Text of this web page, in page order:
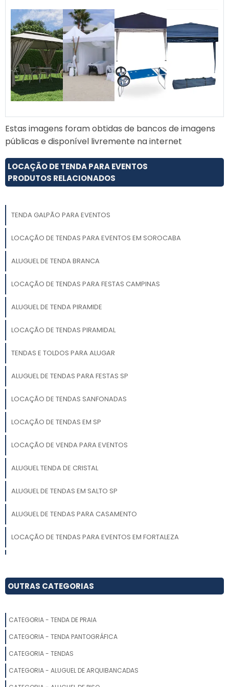
Estas imagens foram obtidas de bancos de imagens
públicas e disponível livremente na internet
LOCAÇÃO DE TENDA PARA EVENTOS
PRODUTOS RELACIONADOS
TENDA GALPÃO PARA EVENTOS
LOCAÇÃO DE TENDAS PARA EVENTOS EM SOROCABA
ALUGUEL DE TENDA BRANCA
LOCAÇÃO DE TENDAS PARA FESTAS CAMPINAS
ALUGUEL DE TENDA PIRAMIDE
LOCAÇÃO DE TENDAS PIRAMIDAL
TENDAS E TOLDOS PARA ALUGAR
ALUGUEL DE TENDAS PARA FESTAS SP
LOCAÇÃO DE TENDAS SANFONADAS
LOCAÇÃO DE TENDAS EM SP
LOCAÇÃO DE VENDA PARA EVENTOS
ALUGUEL TENDA DE CRISTAL
ALUGUEL DE TENDAS EM SALTO SP
ALUGUEL DE TENDAS PARA CASAMENTO
LOCAÇÃO DE TENDAS PARA EVENTOS EM FORTALEZA
LOCAÇÃO DE TENDAS EM SALTO SP
LOCAÇÃO DE TENDAS CAMPINAS
LOCAÇÃO DE TENDA SANFONADA COM BALCÃO
OUTRAS CATEGORIAS
CATEGORIA - TENDA DE PRAIA
CATEGORIA - TENDA PANTOGRÁFICA
CATEGORIA - TENDAS
CATEGORIA - ALUGUEL DE ARQUIBANCADAS